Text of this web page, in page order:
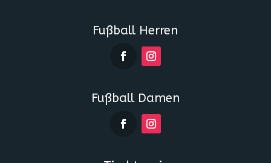
Fußball Herren
Fußball Damen